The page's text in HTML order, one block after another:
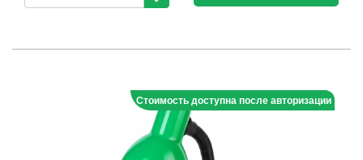
Стоимость доступна после авторизации